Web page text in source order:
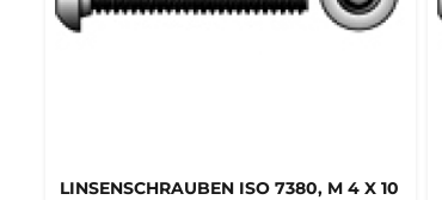
LINSENSCHRAUBEN ISO 7380, M 4 X 10